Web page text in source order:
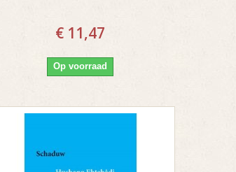
€ 11,47
Op voorraad